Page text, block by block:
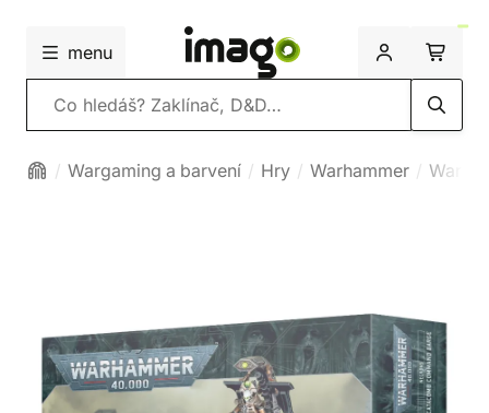
menu
Vyhledávání
Wargaming a barvení Hry Warhammer